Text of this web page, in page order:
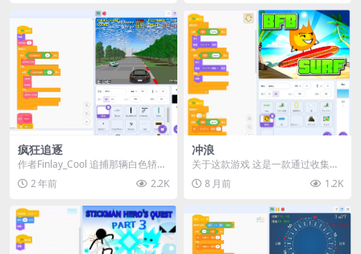
疯狂追逐
作者Finlay_Cool 追捕那辆白色轿车
里的罪犯，并把它撞毁！ 左/右 &
#...2 年前 2.2K
冲浪
关于这款游戏 这是一款通过收集各
种道具、跳跃躲避障碍、并竞争分
数的冲浪游戏。 收...
8 月前 1.2K